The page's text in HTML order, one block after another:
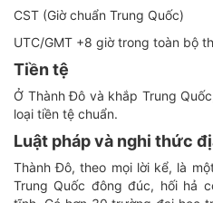
CST (Giờ chuẩn Trung Quốc)
UTC/GMT +8 giờ trong toàn bộ
Tiền tệ
Ở Thành Đô và khắp Trung
loại tiền tệ chuẩn.
Luật pháp và nghi thức
Thành Đô, theo mọi lời kể, là
Trung Quốc đông đúc, hối hả